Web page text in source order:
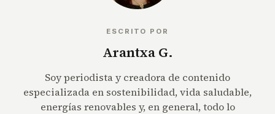
ESCRITO POR
Arantxa G.
Soy periodista y creadora de contenido
especializada en sostenibilidad, vida saludable,
energías renovables y, en general, todo lo